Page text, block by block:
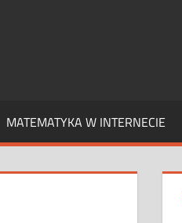
MATEMATYKA W INTERNECIE